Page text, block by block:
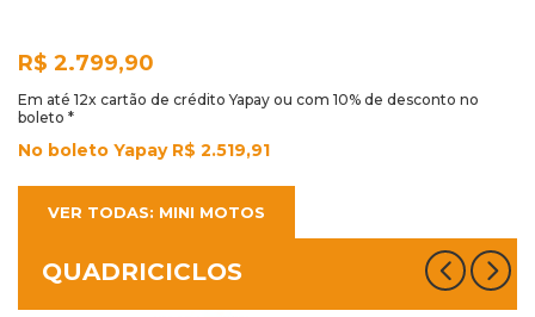
R$ 2.799,90
Em até 12x cartão de crédito Yapay ou com 10% de desconto no
boleto *
No boleto Yapay R$ 2.519,91
VER TODAS: MINI MOTOS
QUADRICICLOS